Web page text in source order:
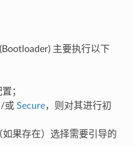
主要执行以下
；
或 Secure，则对其进行初
果存在）选择需要引导的